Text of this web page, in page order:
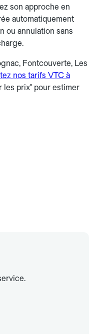
son approche en
automatiquement
ou annulation sans
Fontcouverte, Les
nos tarifs VTC à
les prix" pour estimer